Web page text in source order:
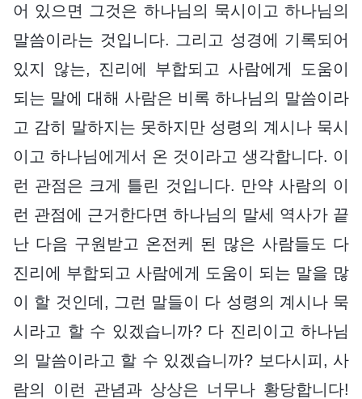
어 있으면 그것은 하나님의 묵시이고 하나님의
말씀이라는 것입니다. 그리고 성경에 기록되어
있지 않는, 진리에 부합되고 사람에게 도움이
되는 말에 대해 사람은 비록 하나님의 말씀이라
고 감히 말하지는 못하지만 성령의 계시나 묵시
이고 하나님에게서 온 것이라고 생각합니다. 이
런 관점은 크게 틀린 것입니다. 만약 사람의 이
런 관점에 근거한다면 하나님의 말세 역사가 끝
난 다음 구원받고 온전케 된 많은 사람들도 다
진리에 부합되고 사람에게 도움이 되는 말을 많
이 할 것인데, 그런 말들이 다 성령의 계시나 묵
시라고 할 수 있겠습니까? 다 진리이고 하나님
의 말씀이라고 할 수 있겠습니까? 보다시피, 사
람의 이런 관념과 상상은 너무나 황당합니다!